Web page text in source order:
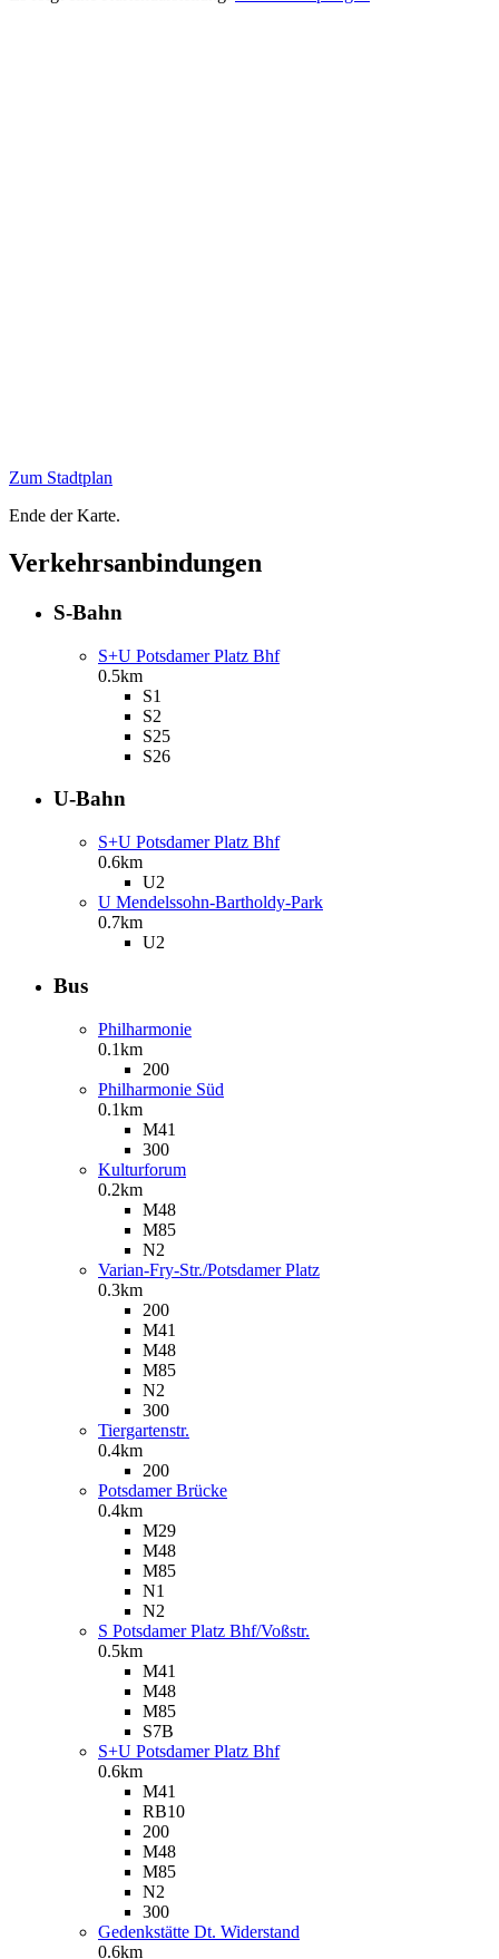
Zum Stadtplan
Ende der Karte.
Verkehrsanbindungen
S-Bahn
S+U Potsdamer Platz Bhf
0.5km
S1
S2
S25
S26
U-Bahn
S+U Potsdamer Platz Bhf
0.6km
U2
U Mendelssohn-Bartholdy-Park
0.7km
U2
Bus
Philharmonie
0.1km
200
Philharmonie Süd
0.1km
M41
300
Kulturforum
0.2km
M48
M85
N2
Varian-Fry-Str./Potsdamer Platz
0.3km
200
M41
M48
M85
N2
300
Tiergartenstr.
0.4km
200
Potsdamer Brücke
0.4km
M29
M48
M85
N1
N2
S Potsdamer Platz Bhf/Voßstr.
0.5km
M41
M48
M85
S7B
S+U Potsdamer Platz Bhf
0.6km
M41
RB10
200
M48
M85
N2
300
Gedenkstätte Dt. Widerstand
0.6km